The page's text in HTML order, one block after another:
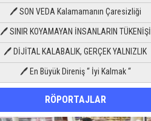
🖊 SON VEDA Kalamamanın Çaresizliği
🖊 SINIR KOYAMAYAN İNSANLARIN TÜKENİŞİ
🖊 DİJİTAL KALABALIK, GERÇEK YALNIZLIK
🖊 En Büyük Direniş “ İyi Kalmak “
RÖPORTAJLAR